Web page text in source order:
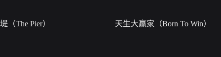
堤（The Pier） 天生大赢家（Born To Win）